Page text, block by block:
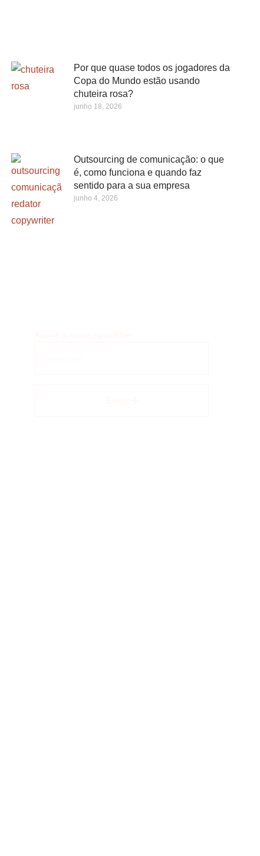
Por que quase todos os jogadores da
Copa do Mundo estão usando
chuteira rosa?
junho 18, 2026
Outsourcing de comunicação: o que
é, como funciona e quando faz
sentido para a sua empresa
junho 4, 2026